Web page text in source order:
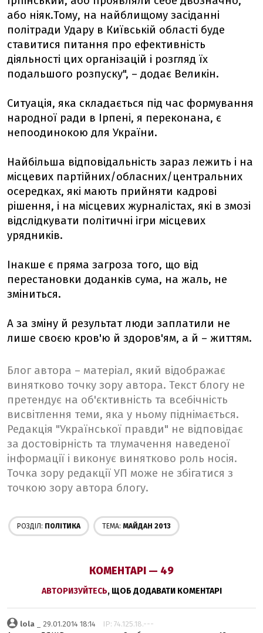
або ніяк.Тому, на найблищому засіданні
політради Удару в Київській області буде
ставитися питання про ефективність
діяльності цих організацій і розгляд їх
подальшого розпуску", – додає Великін.
Ситуація, яка складається під час формування
народної ради в Ірпені, я переконана, є
непоодинокою для України.
Найбільша відповідальність зараз лежить і на
місцевих партійних/обласних/центральних
осередках, які мають прийняти кадрові
рішення, і на місцевих журналістах, які в змозі
відслідкувати політичні ігри місцевих
урядників.
Інакше є пряма загроза того, що від
перестановки доданків сума, на жаль, не
зміниться.
А за зміну й результат люди заплатили не
лише своєю кров'ю й здоров'ям, а й – життям.
Блог автора – матеріал, який відображає
винятково точку зору автора. Текст блогу не
претендує на об'єктивність та всебічність
висвітлення теми, яка у ньому піднімається.
Редакція "Української правди" не відповідає
за достовірність та тлумачення наведеної
інформації і виконує винятково роль носія.
Точка зору редакції УП може не збігатися з
точкою зору автора блогу.
РОЗДІЛ: ПОЛІТИКА ТЕМА: МАЙДАН 2013
КОМЕНТАРІ — 49
АВТОРИЗУЙТЕСЬ, ЩОБ ДОДАВАТИ КОМЕНТАРІ
lola _ 29.01.2014 18:14 IP: 74.125.18.---